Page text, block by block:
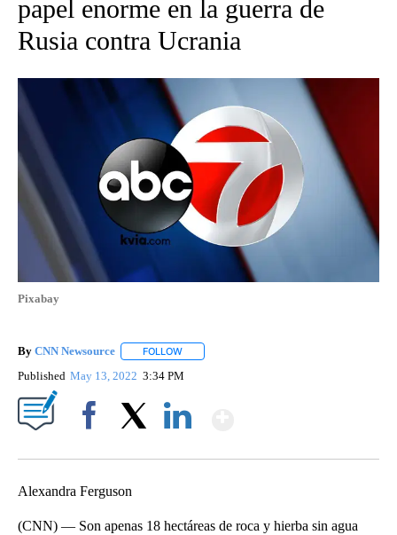
papel enorme en la guerra de
Rusia contra Ucrania
Pixabay
By CNN Newsource FOLLOW
Published May 13, 2022 3:34 PM
Alexandra Ferguson
(CNN) — Son apenas 18 hectáreas de roca y hierba sin agua